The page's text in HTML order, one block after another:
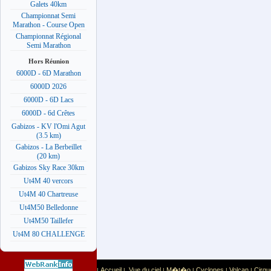
Galets 40km
Championnat Semi
Marathon - Course Open
Championnat Régional
Semi Marathon
Hors Réunion
6000D - 6D Marathon
6000D 2026
6000D - 6D Lacs
6000D - 6d Crêtes
Gabizos - KV l'Omi Agut
(3.5 km)
Gabizos - La Berbeillet
(20 km)
Gabizos Sky Race 30km
Ut4M 40 vercors
Ut4M 40 Chartreuse
Ut4M50 Belledonne
Ut4M50 Taillefer
Ut4M 80 CHALLENGE